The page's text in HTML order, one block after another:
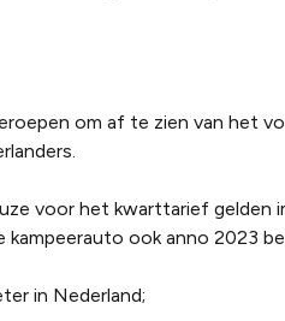
om af te zien van het
voor het kwarttarief gelden
ook anno 2023
in Nederland;